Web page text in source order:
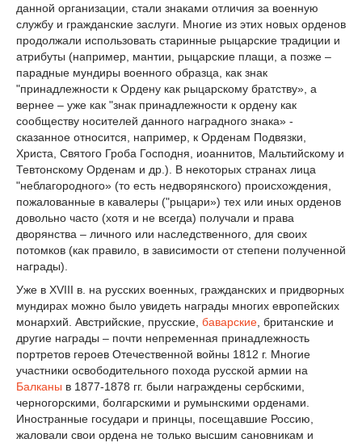
данной организации, стали знаками отличия за военную
службу и гражданские заслуги. Многие из этих новых орденов
продолжали использовать старинные рыцарские традиции и
атрибуты (например, мантии, рыцарские плащи, а позже –
парадные мундиры военного образца, как знак
"принадлежности к Ордену как рыцарскому братству», а
вернее – уже как "знак принадлежности к ордену как
сообществу носителей данного наградного знака» -
сказанное относится, например, к Орденам Подвязки,
Христа, Святого Гроба Господня, иоаннитов, Мальтийскому и
Тевтонскому Орденам и др.). В некоторых странах лица
"неблагородного» (то есть недворянского) происхождения,
пожалованные в кавалеры ("рыцари») тех или иных орденов
довольно часто (хотя и не всегда) получали и права
дворянства – личного или наследственного, для своих
потомков (как правило, в зависимости от степени полученной
награды).
Уже в XVIII в. на русских военных, гражданских и придворных
мундирах можно было увидеть награды многих европейских
монархий. Австрийские, прусские, баварские, британские и
другие награды – почти непременная принадлежность
портретов героев Отечественной войны 1812 г. Многие
участники освободительного похода русской армии на
Балканы в 1877-1878 гг. были награждены сербскими,
черногорскими, болгарскими и румынскими орденами.
Иностранные государи и принцы, посещавшие Россию,
жаловали свои ордена не только высшим сановникам и